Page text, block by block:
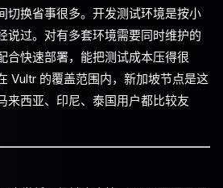
切换省事很多。开发测试环境是按小
说过。对有多套环境需要同时维护的
合快速部署，能把测试成本压得很
Vultr 的覆盖范围内，新加坡节点是这
来西亚、印尼、泰国用户都比较友